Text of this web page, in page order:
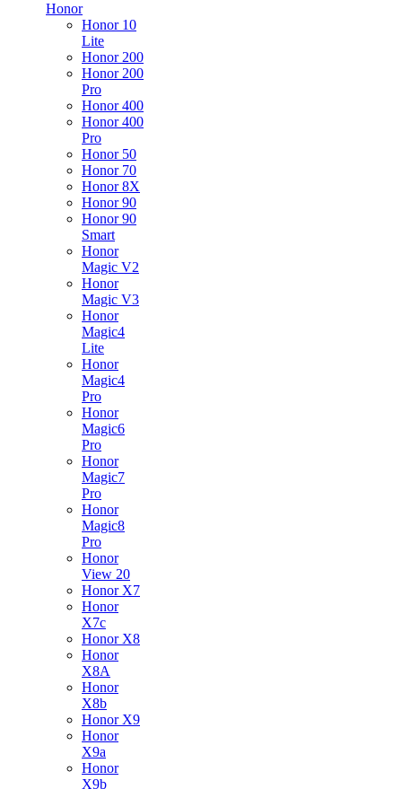
Honor
Honor 10
Lite
Honor 200
Honor 200
Pro
Honor 400
Honor 400
Pro
Honor 50
Honor 70
Honor 8X
Honor 90
Honor 90
Smart
Honor
Magic V2
Honor
Magic V3
Honor
Magic4
Lite
Honor
Magic4
Pro
Honor
Magic6
Pro
Honor
Magic7
Pro
Honor
Magic8
Pro
Honor
View 20
Honor X7
Honor
X7c
Honor X8
Honor
X8A
Honor
X8b
Honor X9
Honor
X9a
Honor
X9b